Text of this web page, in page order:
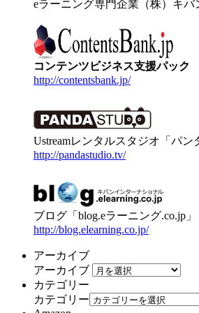
eラーニング専門企業（株）キバ
コンテンツビジネス支援パック
http://contentsbank.jp/
Ustreamレンタルスタジオ「パン
http://pandastudio.tv/
ブログ「blog.eラーニング.co.jp」
http://blog.elearning.co.jp/
アーカイブ
アーカイブ
カテゴリー
カテゴリー